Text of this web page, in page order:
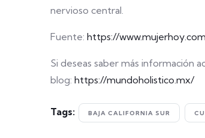
nervioso central.
Fuente: https://
Si deseas saber más información
blog: https://mundoholistico.mx/
Tags: BAJA CALIFORNIA SUR